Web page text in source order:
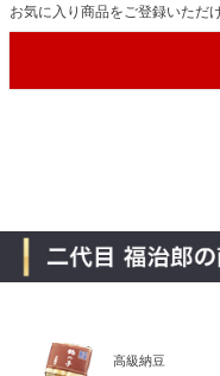
お気に入り商品をご登録いただ
高級納豆